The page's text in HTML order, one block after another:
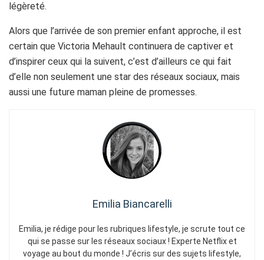
légèreté.
Alors que l’arrivée de son premier enfant approche, il est
certain que Victoria Mehault continuera de captiver et
d’inspirer ceux qui la suivent, c’est d’ailleurs ce qui fait
d’elle non seulement une star des réseaux sociaux, mais
aussi une future maman pleine de promesses.
Emilia Biancarelli
Emilia, je rédige pour les rubriques lifestyle, je scrute tout ce
qui se passe sur les réseaux sociaux ! Experte Netflix et
voyage au bout du monde ! J’écris sur des sujets lifestyle,